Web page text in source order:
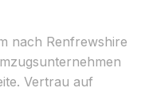
nach Renfrewshire
Vertrau auf